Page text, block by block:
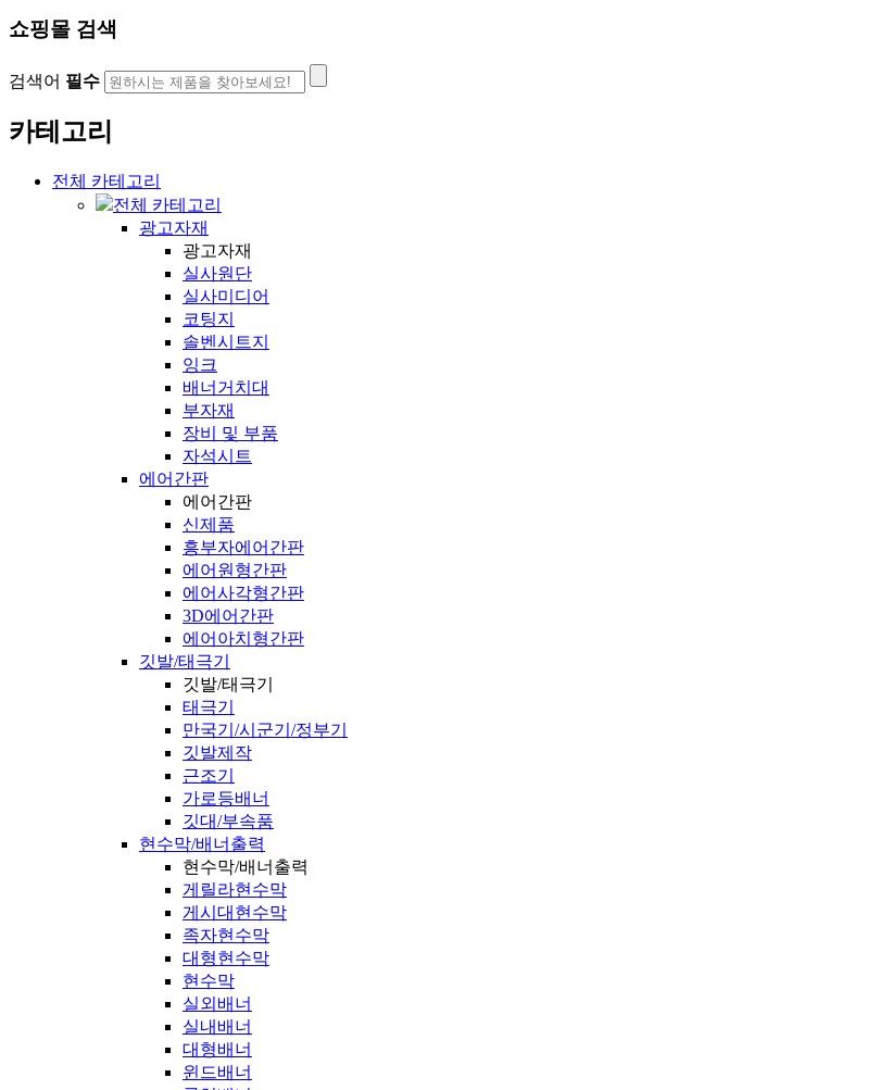
쇼핑몰 검색
검색어 필수
카테고리
전체 카테고리
전체 카테고리
광고자재
광고자재
실사원단
실사미디어
코팅지
솔벤시트지
잉크
배너거치대
부자재
장비 및 부품
자석시트
에어간판
에어간판
신제품
흥부자에어간판
에어원형간판
에어사각형간판
3D에어간판
에어아치형간판
깃발/태극기
깃발/태극기
태극기
만국기/시군기/정부기
깃발제작
근조기
가로등배너
깃대/부속품
현수막/배너출력
현수막/배너출력
게릴라현수막
게시대현수막
족자현수막
대형현수막
현수막
실외배너
실내배너
대형배너
윈드배너